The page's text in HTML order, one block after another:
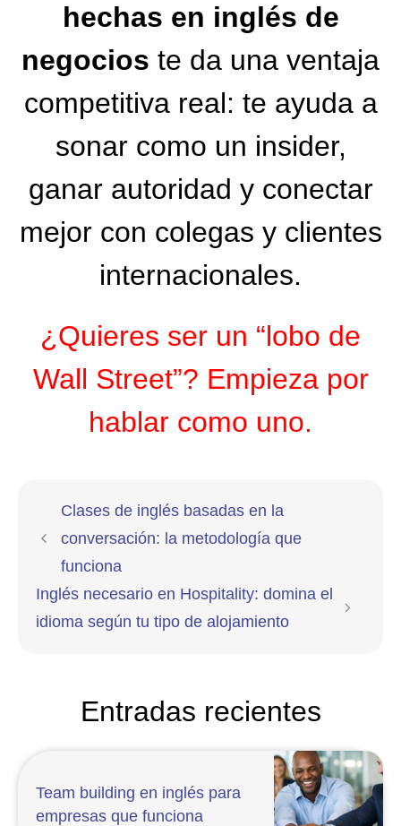
hechas en inglés de
negocios te da una ventaja
competitiva real: te ayuda a
sonar como un insider,
ganar autoridad y conectar
mejor con colegas y clientes
internacionales.
¿Quieres ser un “lobo de
Wall Street”? Empieza por
hablar como uno.
Clases de inglés basadas en la
conversación: la metodología que
funciona
Inglés necesario en Hospitality: domina el
idioma según tu tipo de alojamiento
Entradas recientes
Team building en inglés para
empresas que funciona